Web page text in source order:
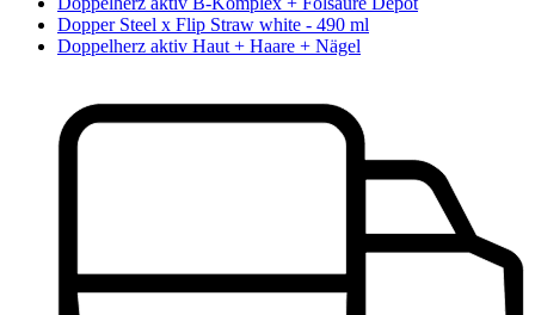
Dopper Steel x Flip Straw white - 490 ml
Doppelherz aktiv Haut + Haare + Nägel